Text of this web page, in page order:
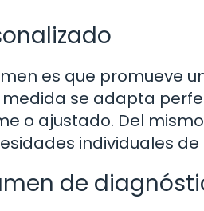
es que promueve
se adapta
o ajustado. Del
individuales
de